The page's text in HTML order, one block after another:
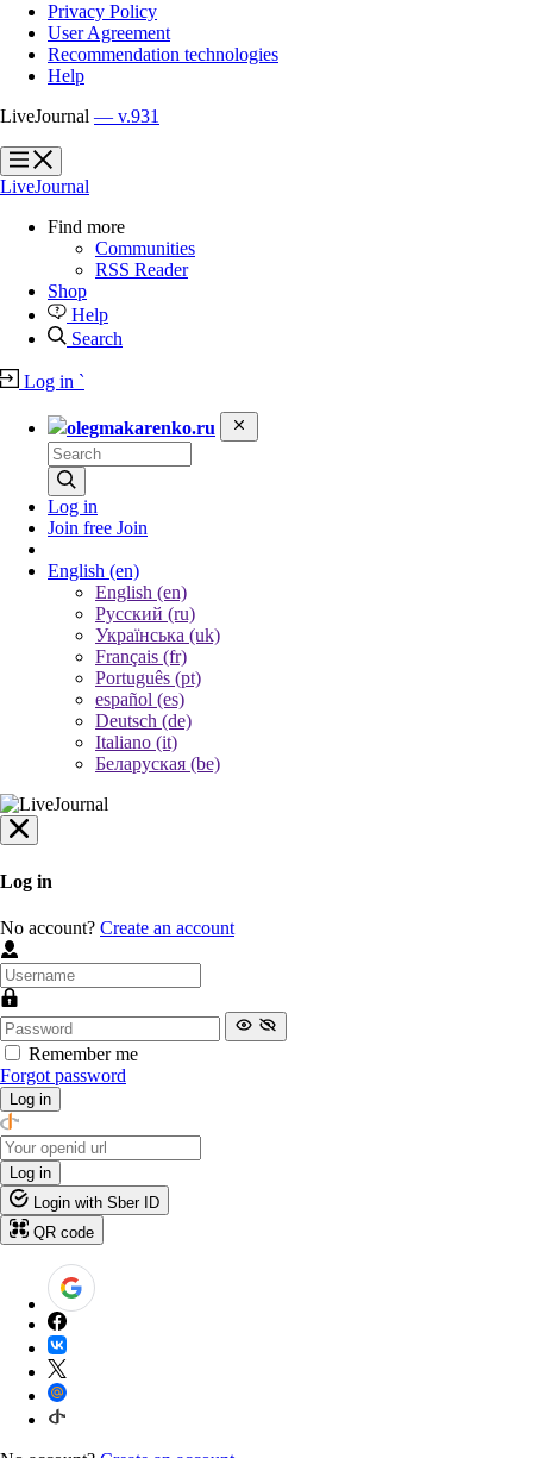
Privacy Policy
User Agreement
Recommendation technologies
Help
LiveJournal — v.931
?
?
LiveJournal
Find more
Communities
RSS Reader
Shop
Help
Search
Log in `
olegmakarenko.ru
Log in
Join free Join
English (en)
English (en)
Русский (ru)
Українська (uk)
Français (fr)
Português (pt)
español (es)
Deutsch (de)
Italiano (it)
Беларуская (be)
Log in
No account? Create an account
Remember me
Forgot password
Log in
Log in
Login with Sber ID
QR code